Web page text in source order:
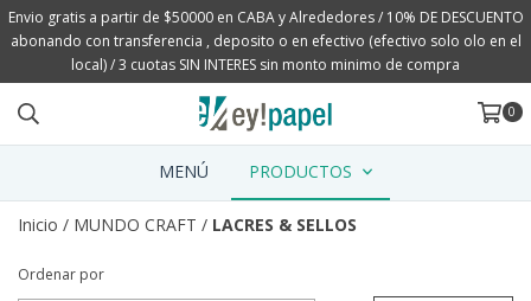
Envio gratis a partir de $50000 en CABA y Alrededores / 10% DE DESCUENTO
abonando con transferencia , deposito o en efectivo (efectivo solo olo en el
local) / 3 cuotas SIN INTERES sin monto minimo de compra
0
MENÚ PRODUCTOS
Inicio / MUNDO CRAFT / LACRES & SELLOS
Ordenar por